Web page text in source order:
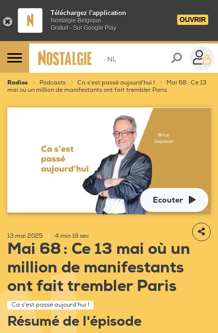
Téléchargez l'application
Nostalgie Belgique
Gratuit - Sur Google Play
OUVRIR
> NL
Radios Podcasts Ca s'est passé aujourd'hui !
Mai 68 : Ce 13
mai où un million de manifestants ont fait trembler Paris
Ecouter
13 mai 2025 4 min 19 sec
Mai 68 : Ce 13 mai où un
million de manifestants
ont fait trembler Paris
Ca s'est passé aujourd'hui !
Résumé de l'épisode